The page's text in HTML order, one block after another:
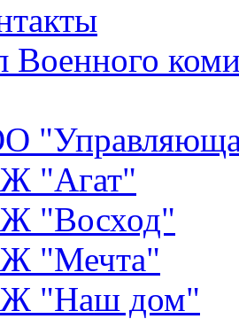
Военного
"Агат"
"Восход"
"Мечта"
"Наш дом"